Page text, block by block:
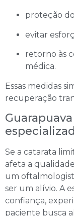
proteção
evitar
retorno às
médica.
Essas medidas
recuperação
Se a catarata
afeta a
um
ser um alívio. A
confiança,
paciente busca